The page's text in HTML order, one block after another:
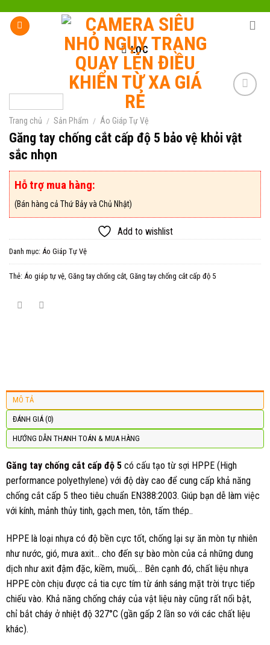
content
LỌC
wishlist
Trang chủ / Sản Phẩm / Áo Giáp Tự Vệ
Găng tay chống cắt cấp độ 5 bảo vệ khỏi vật
sắc nhọn
Hỗ trợ mua hàng:
(Bán hàng cả Thứ Bảy và Chủ Nhật)
Add to wishlist
Danh mục: Áo Giáp Tự Vệ
Thẻ: Áo giáp tự vệ Găng tay chống cắt Găng tay chống cắt cấp độ 5
MÔ TẢ
ĐÁNH GIÁ (0)
HƯỚNG DẪN THANH TOÁN & MUA HÀNG
Găng tay chống cắt cấp độ 5 có cấu tạo từ sợi HPPE (High
performance polyethylene) với độ dày cao để cung cấp khả năng
chống cắt cấp 5 theo tiêu chuẩn EN388:2003. Giúp bạn dễ làm việc
với kính, mảnh thủy tinh, gạch men, tôn, tấm thép..
HPPE là loại nhựa có độ bền cực tốt, chống lại sự ăn mòn tự nhiên
như nước, gió, mưa axit… cho đến sự bào mòn của cả những dung
dịch như axit đậm đặc, kiềm, muối,… Bên cạnh đó, chất liệu nhựa
HPPE còn chịu được cả tia cực tím từ ánh sáng mặt trời trực tiếp
chiếu vào. Khả năng chống cháy của vật liệu này cũng rất nổi bật,
chỉ bắt cháy ở nhiệt độ 327°C (gần gấp 2 lần so với các chất liệu
khác).